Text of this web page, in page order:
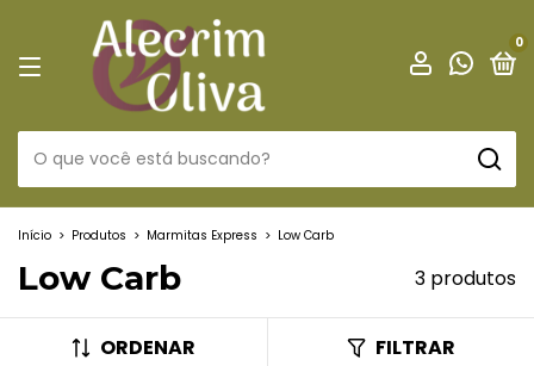
0
Início > Produtos > Marmitas Express > Low Carb
Low Carb 3 produtos
ORDENAR FILTRAR